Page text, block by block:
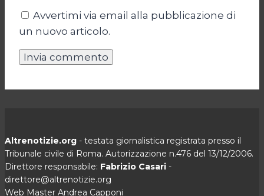
Avvertimi via email alla pubblicazione di
un nuovo articolo.
Altrenotizie.org - testata giornalistica registrata presso il
Tribunale civile di Roma. Autorizzazione n.476 del 13/12/2006.
Direttore responsabile: Fabrizio Casari -
direttore@altrenotizie.org
Web Master Andrea Capponi